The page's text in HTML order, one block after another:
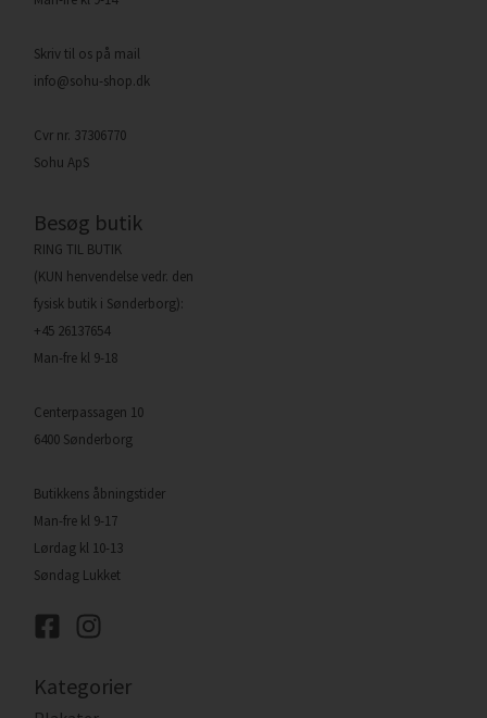
Skriv til os på mail
info@sohu-shop.dk
Cvr nr. 37306770
Sohu ApS
Besøg butik
RING TIL BUTIK
(KUN henvendelse vedr. den
fysisk butik i Sønderborg):
+45 26137654
Man-fre kl 9-18
Centerpassagen 10
6400 Sønderborg
Butikkens åbningstider
Man-fre kl 9-17
Lørdag kl 10-13
Søndag Lukket
Kategorier